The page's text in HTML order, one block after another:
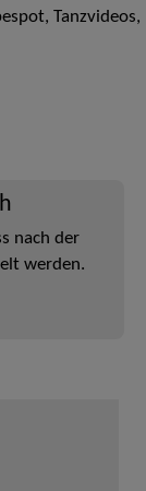
Tanzvideos,
nach der
werden.